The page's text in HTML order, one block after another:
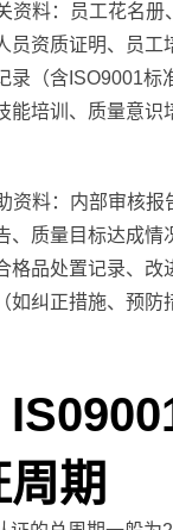
资料：员工花名册
员资质证明、员工
录（含ISO9001标
能培训、质量意识
资料：内部审核报
、质量目标达成情
格品处置记录、改
如纠正措施、预防
期